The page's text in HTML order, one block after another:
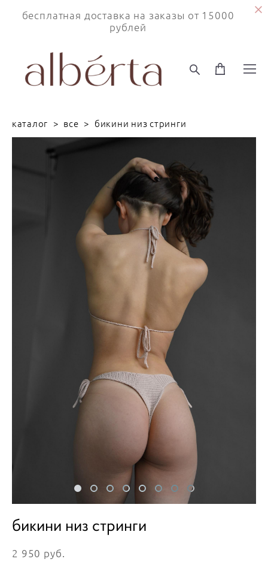
бесплатная доставка на заказы от 15000
рублей
каталог > все > бикини низ стринги
бикини низ стринги
2 950 pуб.